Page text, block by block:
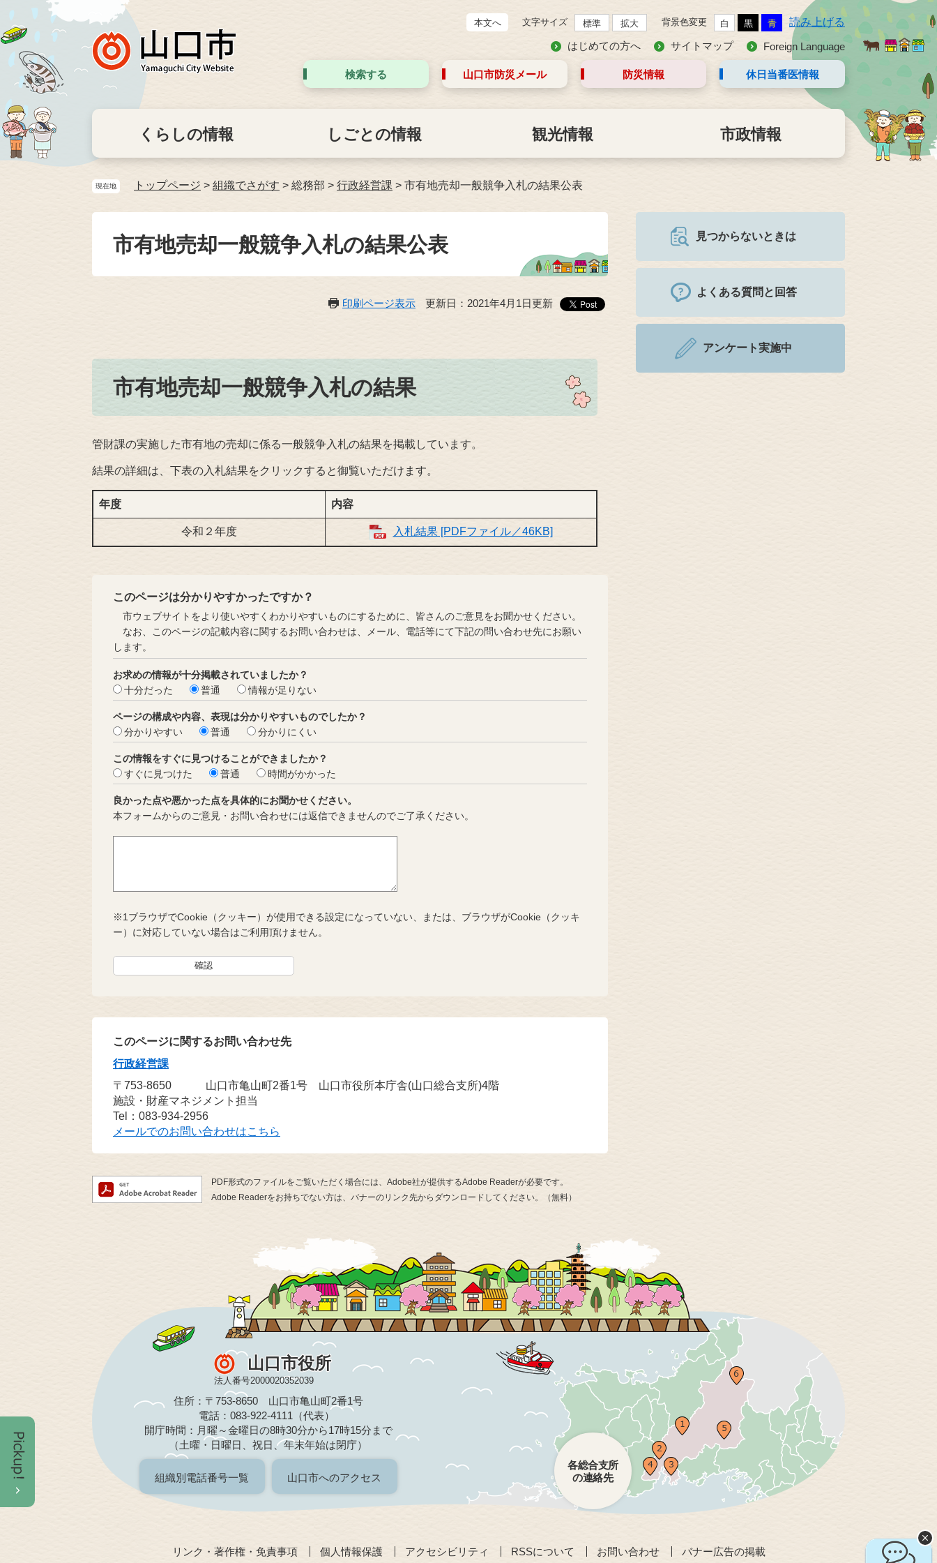
本文へ 文字サイズ 標準 拡大 背景色変更 白 黒 青 読み上げる
はじめての方へ サイトマップ Foreign Language
検索する 山口市防災 メール 防災情報 休日当番医情報
くらしの情報 しごとの情報 観光情報 市政情報
現在地 トップページ > 組織でさがす > 総務部 > 行政経営課 > 市有地売却一般競争入札の結果公表
市有地売却一般競争入札の結果公表
印刷ページ表示 更新日：2021年4月1日更新
年度 内容
市有地売却一般競争入札の結果
管財課の実施した市有地の売却に係る一般競争入札の結果を掲載しています。
結果の詳細は、下表の入札結果をクリックすると御覧いただけます。
令和２年度 入札結果 [PDFファイル／46KB]
このページは分かりやすかったですか？
市ウェブサイトをより使いやすくわかりやすいものにするために、皆さんのご意見をお聞かせください。
なお、このページの記載内容に関するお問い合わせは、メール、電話等にて下記の問い合わせ先にお願い
します。
お求めの情報が十分掲載されていましたか？
十分だった
普通 情報が足りない
ページの構成や内容、表現は分かりやすいものでしたか？
分かりやすい
普通 分かりにくい
この情報をすぐに見つけることができましたか？
すぐに見つけた
普通 時間がかかった
良かった点や悪かった点を具体的にお聞かせください。
本フォームからのご意見・お問い合わせには返信できませんのでご了承ください。
※1ブラウザでCookie（クッキー）が使用できる設定になっていない、または、ブラウザがCookie（クッキ
ー）に対応していない場合はご利用頂けません。
このページに関するお問い合わせ先
行政経営課
〒753-8650
山口市亀山町2番1号 山口市役所本庁舎(山口総合支所)4階
施設・財産マネジメント担当
Tel：083-934-2956
メールでのお問い合わせはこちら
PDF形式のファイルをご覧いただく場合には、Adobe社が提供するAdobe Readerが必要です。
Adobe Readerをお持ちでない方は、バナーのリンク先からダウンロードしてください。（無料）
見つからないときは
よくある質問と回答
アンケート実施中
山口市役所
法人番号2000020352039
住所：〒753-8650 山口市亀山町2番1号
電話：083-922-4111（代表）
開庁時間：月曜～金曜日の8時30分から17時15分まで
（土曜・日曜日、祝日、年末年始は閉庁）
組織別電話番号一覧 山口市へのアクセス
各総合支所
の連絡先
リンク・著作権・免責事項 個人情報保護 アクセシビリティ RSSについて お問い合わせ バナー広告の掲載